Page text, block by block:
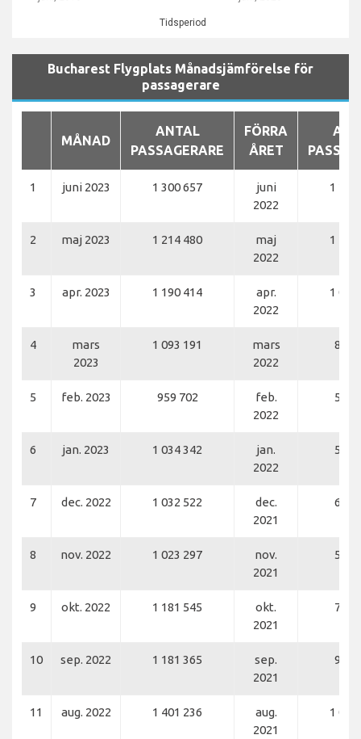
Tidsperiod
Bucharest Flygplats Månadsjämförelse för
passagerare
MÅNAD
ANTAL
PASSAGERARE
FÖRRA
ÅRET
1 juni 2023 1 300 657
juni
2022
1 225
2 maj 2023 1 214 480
maj
2022
1 122
3 apr. 2023 1 190 414
apr.
2022
1 086
4
mars
2023
1 093 191
mars
2022
825
5 feb. 2023 959 702
feb.
2022
573
6 jan. 2023 1 034 342
jan.
2022
592
7 dec. 2022 1 032 522
dec.
2021
675
8 nov. 2022 1 023 297
nov.
2021
589
9 okt. 2022 1 181 545
okt.
2021
742
10 sep. 2022 1 181 365
sep.
2021
943
11 aug. 2022 1 401 236
aug.
2021
1 052